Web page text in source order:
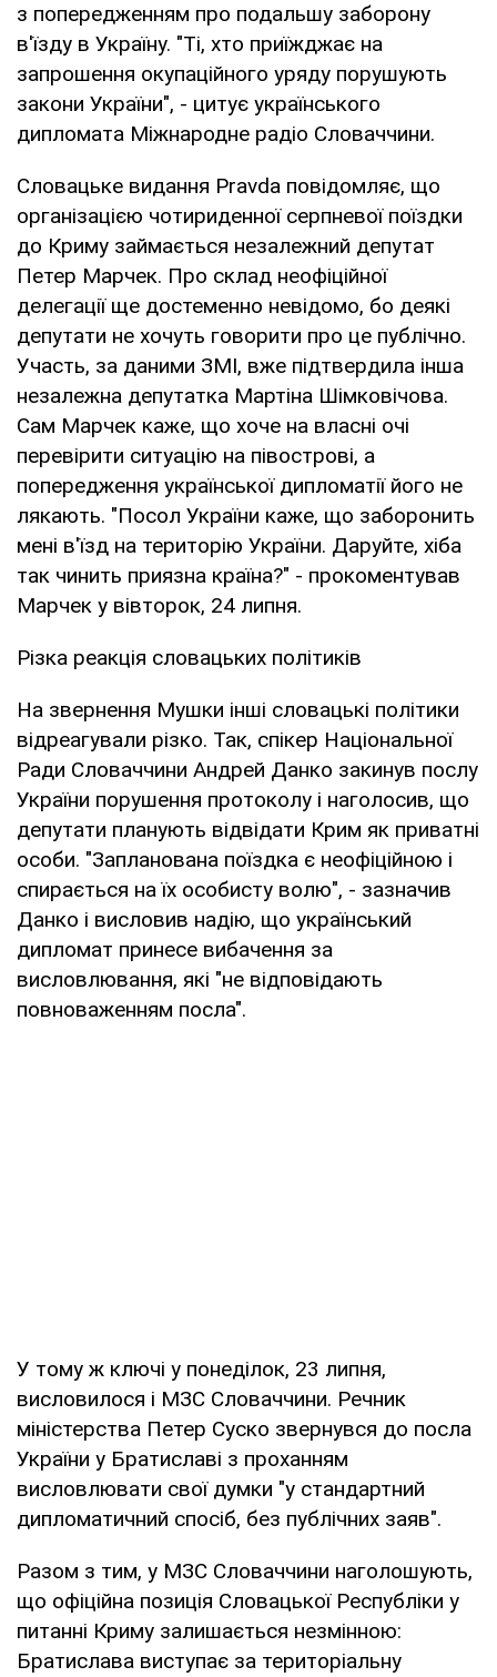
з попередженням про подальшу заборону
в'їзду в Україну. "Ті, хто приїжджає на
запрошення окупаційного уряду порушують
закони України", - цитує українського
дипломата Міжнародне радіо Словаччини.
Словацьке видання Pravda повідомляє, що
організацією чотириденної серпневої поїздки
до Криму займається незалежний депутат
Петер Марчек. Про склад неофіційної
делегації ще достеменно невідомо, бо деякі
депутати не хочуть говорити про це публічно.
Участь, за даними ЗМІ, вже підтвердила інша
незалежна депутатка Мартіна Шімковічова.
Сам Марчек каже, що хоче на власні очі
перевірити ситуацію на півострові, а
попередження української дипломатії його не
лякають. "Посол України каже, що заборонить
мені в'їзд на територію України. Даруйте, хіба
так чинить приязна країна?" - прокоментував
Марчек у вівторок, 24 липня.
Різка реакція словацьких політиків
На звернення Мушки інші словацькі політики
відреагували різко. Так, спікер Національної
Ради Словаччини Андрей Данко закинув послу
України порушення протоколу і наголосив, що
депутати планують відвідати Крим як приватні
особи. "Запланована поїздка є неофіційною і
спирається на їх особисту волю", - зазначив
Данко і висловив надію, що український
дипломат принесе вибачення за
висловлювання, які "не відповідають
повноваженням посла".
У тому ж ключі у понеділок, 23 липня,
висловилося і МЗС Словаччини. Речник
міністерства Петер Суско звернувся до посла
України у Братиславі з проханням
висловлювати свої думки "у стандартний
дипломатичний спосіб, без публічних заяв".
Разом з тим, у МЗС Словаччини наголошують,
що офіційна позиція Словацької Республіки у
питанні Криму залишається незмінною:
Братислава виступає за територіальну